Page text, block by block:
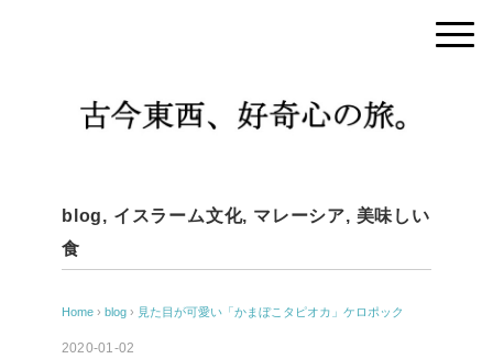
blog, イスラーム文化, マレーシア, 美味しい
食
Home › blog › 見た目が可愛い「かまぼこタピオカ」ケロポック
2020-01-02